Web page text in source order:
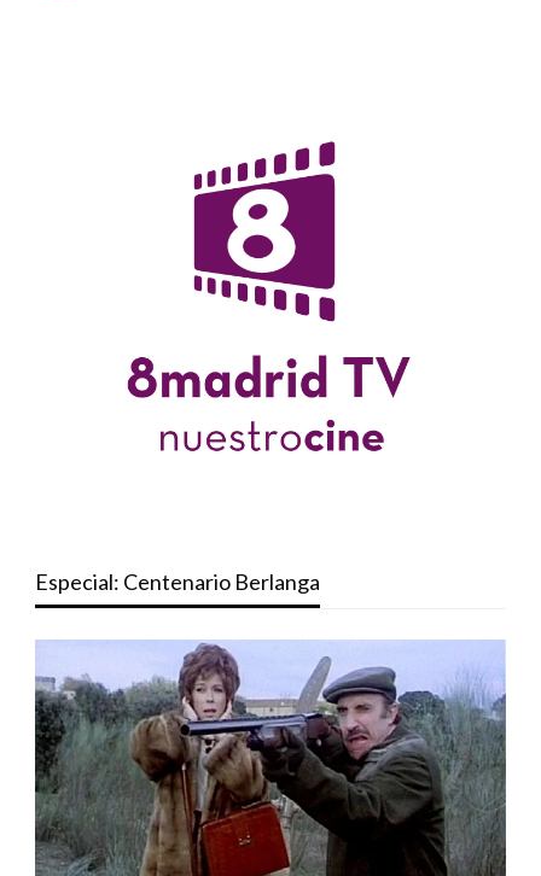
Especial: Centenario Berlanga